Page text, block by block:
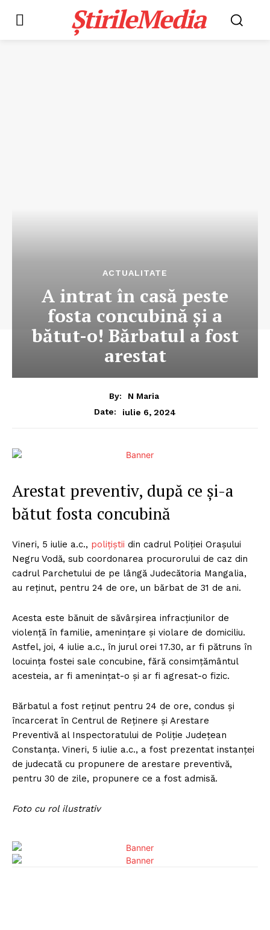
ȘtirileMedia
ACTUALITATE
A intrat în casă peste
fosta concubină şi a
bătut-o! Bărbatul a fost
arestat
By:
N Maria
Date:
iulie 6, 2024
Arestat preventiv, după ce și-a
bătut fosta concubină
Vineri, 5 iulie a.c., polițiștii din cadrul Poliției Orașului
Negru Vodă, sub coordonarea procurorului de caz din
cadrul Parchetului de pe lângă Judecătoria Mangalia,
au reținut, pentru 24 de ore, un bărbat de 31 de ani.
Acesta este bănuit de săvârșirea infracțiunilor de
violență în familie, amenințare și violare de domiciliu.
Astfel, joi, 4 iulie a.c., în jurul orei 17.30, ar fi pătruns în
locuința fostei sale concubine, fără consimțământul
acesteia, ar fi amenințat-o și ar fi agresat-o fizic.
Bărbatul a fost reținut pentru 24 de ore, condus și
încarcerat în Centrul de Reținere și Arestare
Preventivă al Inspectoratului de Poliție Județean
Constanța. Vineri, 5 iulie a.c., a fost prezentat instanței
de judecată cu propunere de arestare preventivă,
pentru 30 de zile, propunere ce a fost admisă.
Foto cu rol ilustrativ